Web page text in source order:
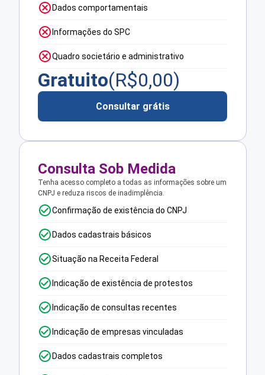
Dados comportamentais
Informações do SPC
Quadro societário e administrativo
Gratuito(R$0,00)
Consultar grátis
Consulta Sob Medida
Tenha acesso completo a todas as informações sobre um
CNPJ e reduza riscos de inadimplência.
Confirmação de existência do CNPJ
Dados cadastrais básicos
Situação na Receita Federal
Indicação de existência de protestos
Indicação de consultas recentes
Indicação de empresas vinculadas
Dados cadastrais completos